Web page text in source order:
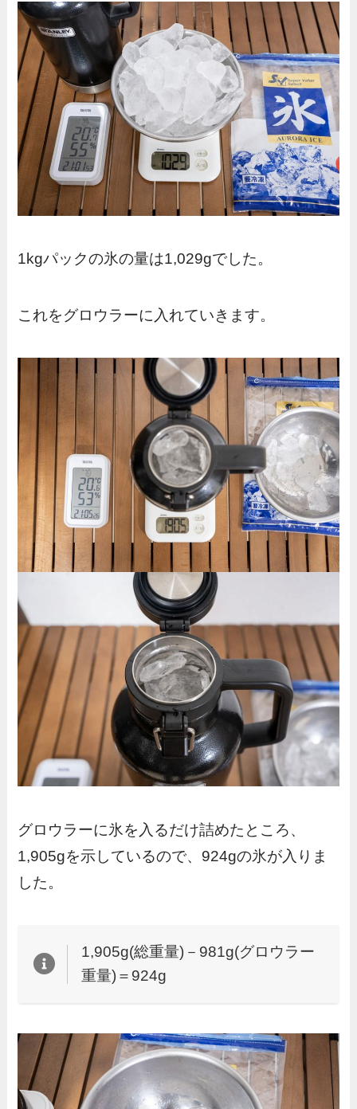
1kgパックの氷の量は1,029gでした。
これをグロウラーに入れていきます。
グロウラーに氷を入るだけ詰めたところ、
1,905gを示しているので、924gの氷が入りま
した。
1,905g(総重量)－981g(グロウラー
重量)＝924g